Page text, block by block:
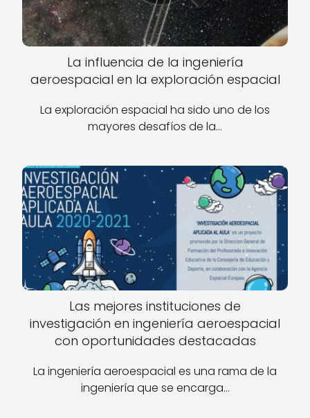
La influencia de la ingeniería
aeroespacial en la exploración espacial
La exploración espacial ha sido uno de los
mayores desafíos de la…
Las mejores instituciones de
investigación en ingeniería aeroespacial
con oportunidades destacadas
La ingeniería aeroespacial es una rama de la
ingeniería que se encarga…